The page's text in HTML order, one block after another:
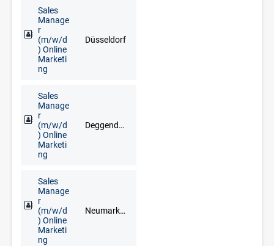
Sales
Manage
r
(m/w/d
) Online
Marketi
ng
Düsseldorf
Sales
Manage
r
(m/w/d
) Online
Marketi
ng
Deggendorf, Freyung, Grafenau, Regen, Straubing, Waldkirchen, Zwiesel
Sales
Manage
r
(m/w/d
) Online
Marketi
ng
Neumarkt in der Oberpfalz, Regensburg